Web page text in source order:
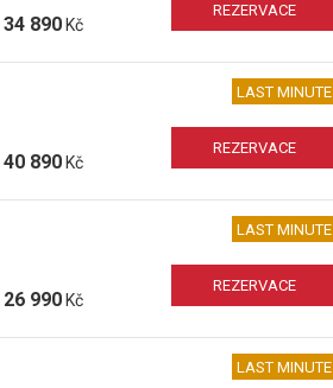
34 890Kč
REZERVACE
LAST MINUTE
40 890Kč
REZERVACE
LAST MINUTE
26 990Kč
REZERVACE
LAST MINUTE